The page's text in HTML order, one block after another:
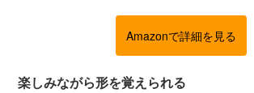
Amazonで詳細を見る
楽しみながら形を覚えられる